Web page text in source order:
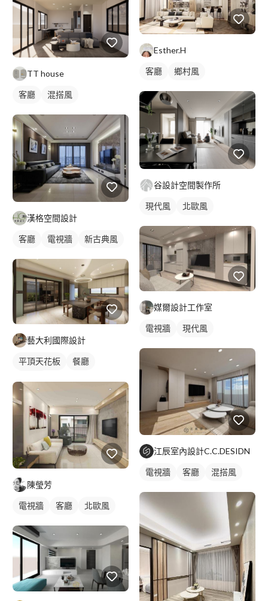
TT house
客廳 混搭風
漢格空間設計
客廳 電視牆 新古典風
藝大利國際設計
平頂天花板
餐廳
陳瑩芳
電視牆 客廳 北歐風
Esther.H
客廳 鄉村風
谷設計空間製作所
現代風 北歐風
媒爾設計工作室
電視牆 現代風
江辰室內設計C.C.DESIDN
電視牆 客廳 混搭風